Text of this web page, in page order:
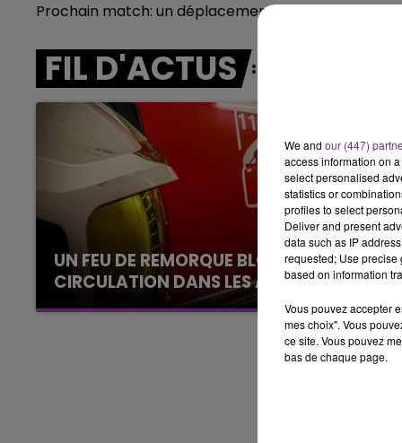
10h00 - 14h00
LE TICKET DE CAISSE
Prochain match: un déplacement à Auxerre.
FIL D'ACTUS
UN FEU DE REMORQUE BLOQUE LA
CIRCULATION DANS LES ARDENNES
Un feu de remorque s'est déclaré ce mercredi
We and our (447)
access information on
select personalised
statistics or
profiles to select
Deliver and present
data such as IP
requested; Use precise
based on information
Vous pouvez accepter
mes choix". Vous
ce site. Vous pouvez
bas de chaque page.